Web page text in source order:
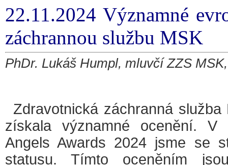
22.11.2024 Významné
záchrannou službu MSK
PhDr. Lukáš Humpl, mluvčí ZZS
Zdravotnická záchranná
získala významné ocenění.
Angels Awards 2024 jsme se
statusu. Tímto oceněním